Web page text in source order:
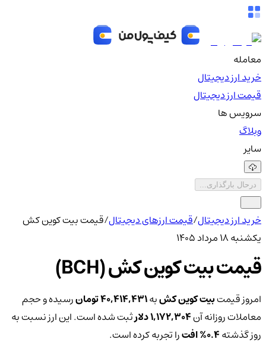
معامله
خرید ارز دیجیتال
قیمت ارز دیجیتال
سرویس ها
وبلاگ
سایر
درحال بارگذاری...
خرید ارز دیجیتال/قیمت ارزهای دیجیتال/قیمت بیت کوین کش
یکشنبه ۱۸ مرداد ۱۴۰۵
قیمت بیت کوین کش (BCH)
امروز قیمتبیت کوین کشبه40,414,431 تومان
رسیده و حجم
معاملات روزانه آن1,172,304 دلار
ثبت شده است. این ارز نسبت به
روز گذشته0.4% افترا تجربه کرده است.